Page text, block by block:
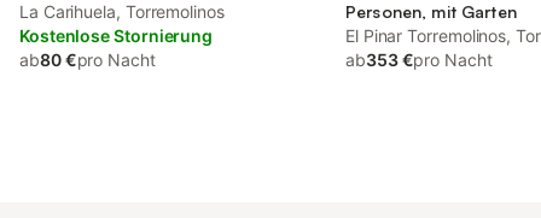
La Carihuela, Torremolinos
Kostenlose Stornierung
ab80 €pro Nacht
Personen, mit Garten
El Pinar Torremolinos,
ab353 €pro Nacht